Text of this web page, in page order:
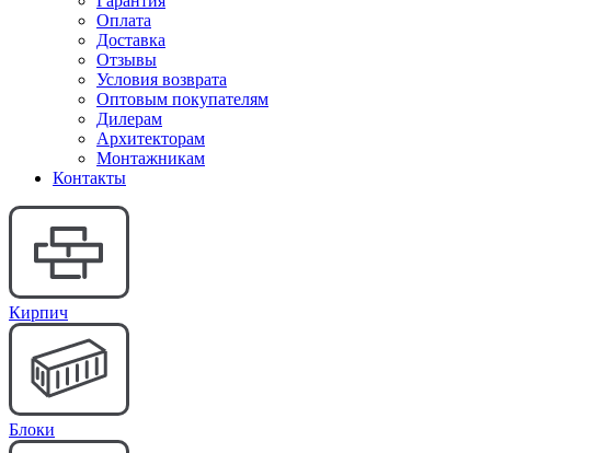
Оплата
Доставка
Отзывы
Условия возврата
Оптовым покупателям
Дилерам
Архитекторам
Монтажникам
Контакты
Кирпич
Блоки